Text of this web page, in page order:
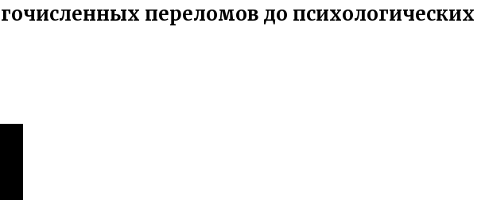
переломов до психологических